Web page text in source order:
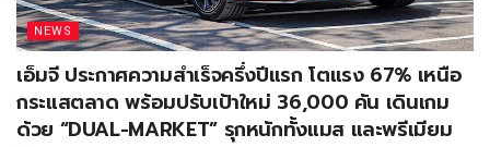
NEWS
เอ็มจี ประกาศความสำเร็จครึ่งปีแรก โตแรง 67% เหนือ
กระแสตลาด พร้อมปรับเป้าใหม่ 36,000 คัน เดินเกม
ด้วย “DUAL-MARKET” รุกหนักทั้งแมส และพรีเมียม